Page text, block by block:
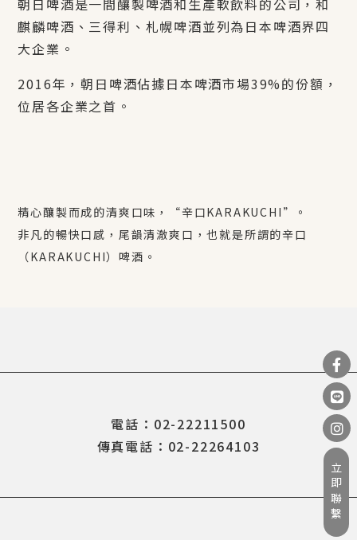
麒麟啤酒、三得利、札幌啤酒並列為日本啤酒界四
大企業。
2016年，朝日啤酒佔據日本啤酒市場39%的份額，
位居各企業之首。
精心釀製而成的清爽口味，“辛口KARAKUCHI”。
非凡的暢快口感，尾韻清澈爽口，也就是所謂的辛口
（KARAKUCHI）啤酒。
立即聯繫
電話：02-22211500
傳真電話：02-22264103